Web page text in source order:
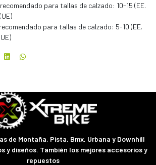
para tallas de calzado: 10-15 (EE.
para tallas de calzado: 5-10 (EE.
de Montaña, Pista, Bmx, Urbana y Downhill
y diseños. También los mejores accesorios y
repuestos